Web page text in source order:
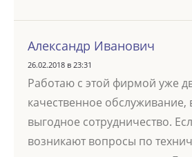
Александр Иванович
26.02.2018 в 23:31
Работаю с этой фирмой уже
качественное обслуживание,
выгодное сотрудничество.
возникают вопросы по